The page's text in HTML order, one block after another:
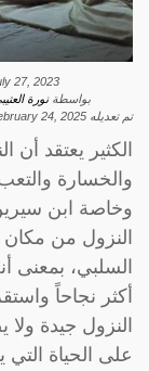
27, 2023
بواسطةنورة
تم تعديله 24, 2025
الكثير يعتقد
والخسارة
وخاصة ابن
النزول من مكان
السلبي، بمعنى
أكثر نجاحاً
النزول جيدة ولا
على الحياة